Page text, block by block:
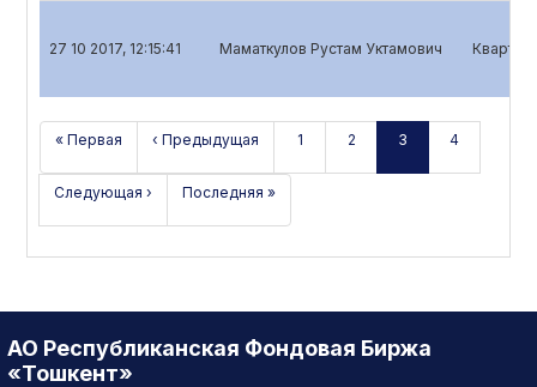
27 10 2017, 12:15:41 Маматкулов Рустам Уктамович
« Первая ‹ Предыдущая 1 2 3 4
Следующая › Последняя »
АО Республиканская Фондовая Биржа
«Тошкент»